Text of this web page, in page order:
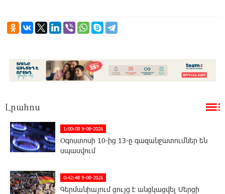
Լրահոս
1:00:08 9-08-2026
Օգոստոսի 10-ից 13-ը գազանջատումներ են
սպասվում
0:42:48 9-08-2026
Գերմանիայում ցույց է անցկացվել Մերցի